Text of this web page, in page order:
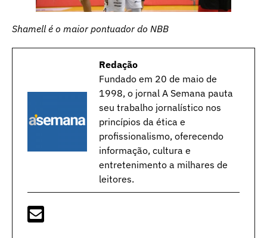
Shamell é o maior pontuador do NBB
Redação
Fundado em 20 de maio de
1998, o jornal A Semana pauta
seu trabalho jornalístico nos
princípios da ética e
profissionalismo, oferecendo
informação, cultura e
entretenimento a milhares de
leitores.